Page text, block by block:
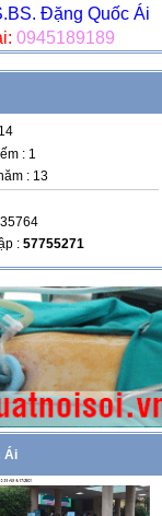
Đặng Quốc Ái
0945189189
: 1
: 13
: 57755271
Ái